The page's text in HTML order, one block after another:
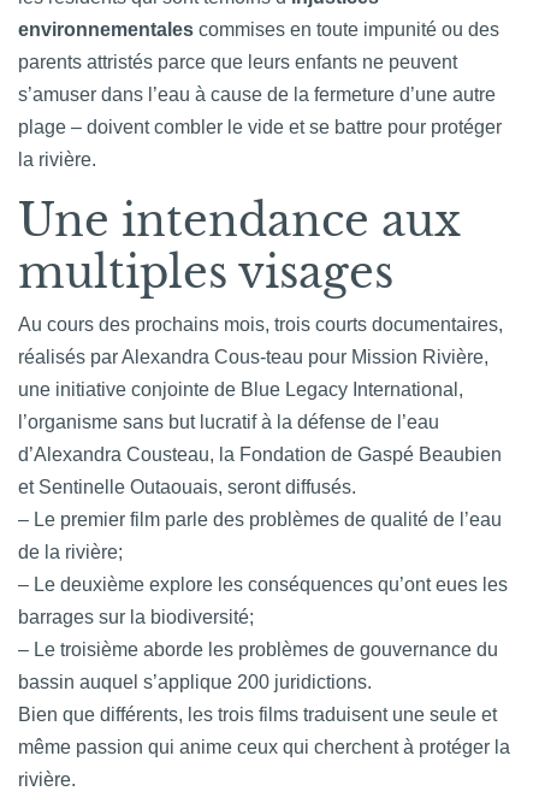
environnementales commises en toute impunité ou des
parents attristés parce que leurs enfants ne peuvent
s’amuser dans l’eau à cause de la fermeture d’une autre
plage – doivent combler le vide et se battre pour protéger
la rivière.
Une intendance aux
multiples visages
Au cours des prochains mois, trois courts documentaires,
réalisés par Alexandra Cous-teau pour Mission Rivière,
une initiative conjointe de Blue Legacy International,
l’organisme sans but lucratif à la défense de l’eau
d’Alexandra Cousteau, la Fondation de Gaspé Beaubien
et Sentinelle Outaouais, seront diffusés.
– Le premier film parle des problèmes de qualité de l’eau
de la rivière;
– Le deuxième explore les conséquences qu’ont eues les
barrages sur la biodiversité;
– Le troisième aborde les problèmes de gouvernance du
bassin auquel s’applique 200 juridictions.
Bien que différents, les trois films traduisent une seule et
même passion qui anime ceux qui cherchent à protéger la
rivière.